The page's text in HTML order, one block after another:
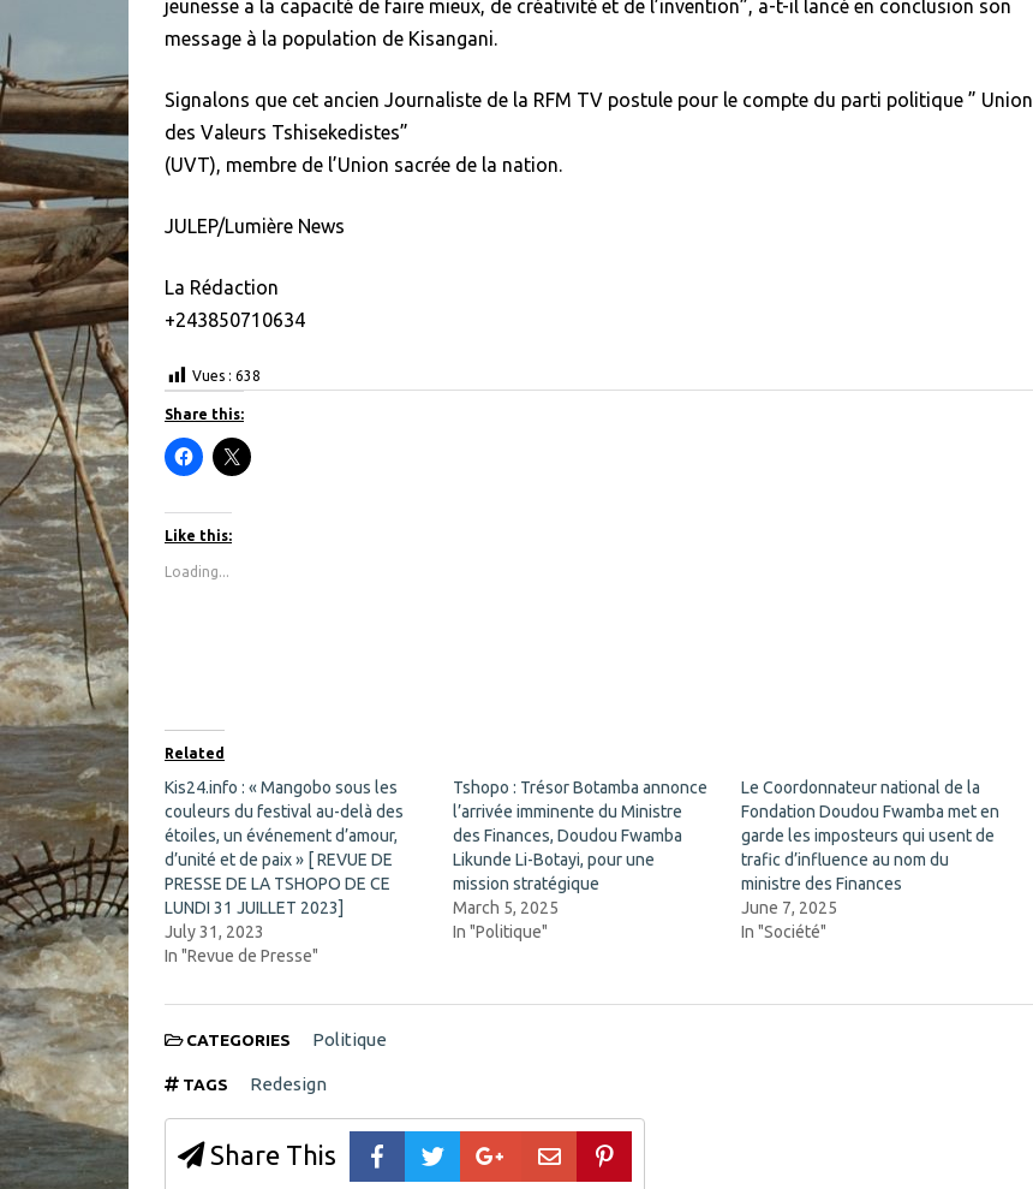
jeunesse a la capacité de faire mieux, de créativité et de l’invention”, a-t-il lancé en conclusion son
message à la population de Kisangani.
Signalons que cet ancien Journaliste de la RFM TV postule pour le compte du parti politique ” Union
des Valeurs Tshisekedistes”
(UVT), membre de l’Union sacrée de la nation.
JULEP/Lumière News
La Rédaction
+243850710634
Vues : 638
Share this:
C
l
k
o
s
h
b
o
o
k
(
O
p
e
n
s
i
n
n
e
w
w
n
o
w
C
l
i
n
n
e
w
w
i
n
d
o
w
)
Like this:
Loading...
Related
Kis24.info : « Mangobo sous les
couleurs du festival au-delà des
étoiles, un événement d’amour,
d’unité et de paix » [ REVUE DE
PRESSE DE LA TSHOPO DE CE
LUNDI 31 JUILLET 2023]
July 31, 2023
In "Revue de Presse"
Tshopo : Trésor Botamba annonce
l’arrivée imminente du Ministre
des Finances, Doudou Fwamba
Likunde Li-Botayi, pour une
mission stratégique
March 5, 2025
In "Politique"
Le Coordonnateur national de la
Fondation Doudou Fwamba met en
garde les imposteurs qui usent de
trafic d’influence au nom du
ministre des Finances
June 7, 2025
In "Société"
CATEGORIES Politique
TAGS Redesign
Share This